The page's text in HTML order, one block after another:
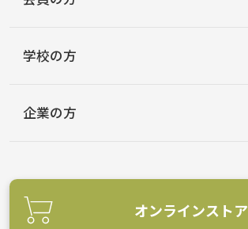
学校の方
企業の方
オンラインストア